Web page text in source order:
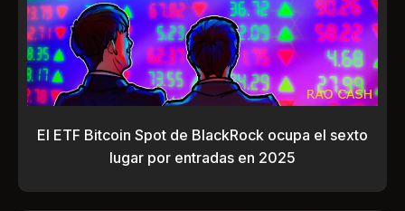
El ETF Bitcoin Spot de BlackRock ocupa el sexto
lugar por entradas en 2025